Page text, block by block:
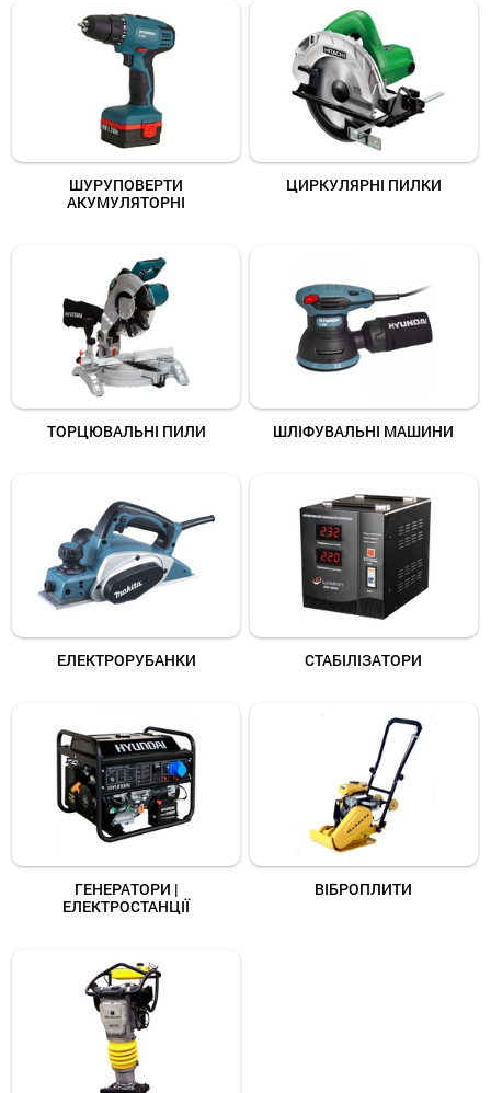
ШУРУПОВЕРТИ
АКУМУЛЯТОРНІ
ЦИРКУЛЯРНІ ПИЛКИ
ТОРЦЮВАЛЬНІ ПИЛИ ШЛІФУВАЛЬНІ МАШИНИ
ЕЛЕКТРОРУБАНКИ СТАБІЛІЗАТОРИ
ГЕНЕРАТОРИ |
ЕЛЕКТРОСТАНЦІЇ
ВІБРОПЛИТИ